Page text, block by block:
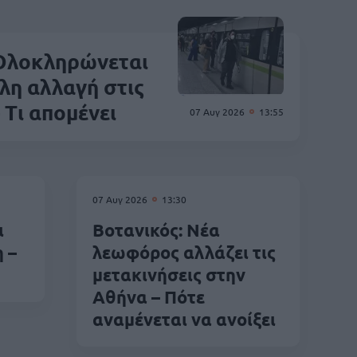
07 Αυγ 2026 13:55
αλλαγή στις
απομένει
–
07 Αυγ 2026 13:30
Βοτανικός: Νέα
λεωφόρος αλλάζει τις
μετακινήσεις στην
Αθήνα – Πότε
αναμένεται να ανοίξει